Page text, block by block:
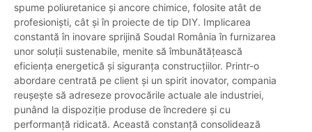
spume poliuretanice și ancore chimice, folosite atât de
profesioniști, cât și în proiecte de tip DIY. Implicarea
constantă în inovare sprijină Soudal România în furnizarea
unor soluții sustenabile, menite să îmbunătățească
eficiența energetică și siguranța construcțiilor. Printr-o
abordare centrată pe client și un spirit inovator, compania
reușește să adreseze provocările actuale ale industriei,
punând la dispoziție produse de încredere și cu
performanță ridicată. Această constanță consolidează